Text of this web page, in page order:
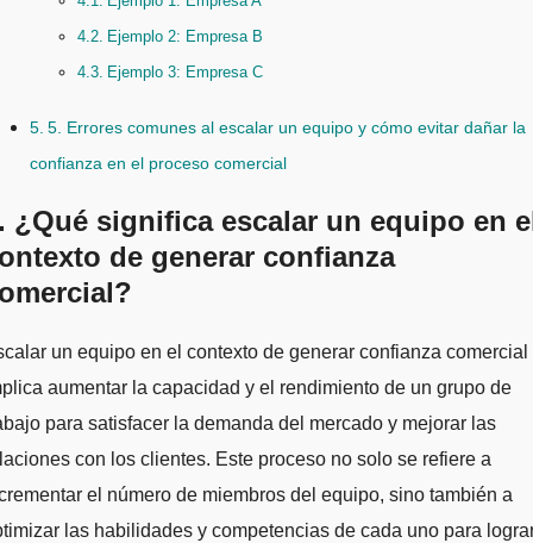
Ejemplo 2: Empresa B
Ejemplo 3: Empresa C
5. Errores comunes al escalar un equipo y cómo evitar dañar la
confianza en el proceso comercial
¿Qué significa escalar un equipo en
de generar confianza
aumentar la capacidad y el rendimiento de un grupo de
para satisfacer la demanda del mercado y mejorar las
con los clientes. Este proceso no solo se refiere a
el número de miembros del equipo, sino también a
las habilidades y competencias de cada uno para